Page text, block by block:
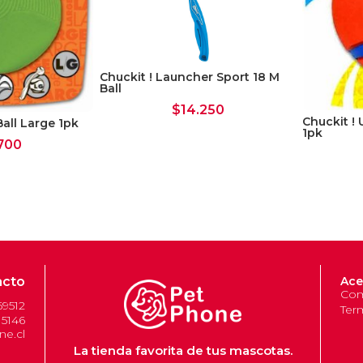
Large 1pk
Chuckit ! Launcher Sport 18 M
Ball
$14.250
Chuckit !
1pk
La tienda favorita de tus mascotas.